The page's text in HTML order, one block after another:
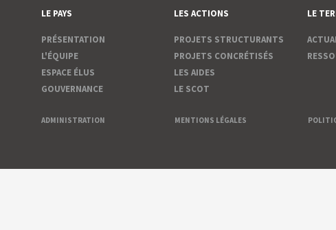
LE PAYS
PRÉSENTATION
L'ÉQUIPE
ESPACE ÉLUS
GOUVERNANCE
LES ACTIONS
PROJETS STRUCTURANTS
PROJETS CONCRÉTISÉS
LES AIDES
LE SCOT
LE
ADMINISTRATION MENTIONS LÉGALES